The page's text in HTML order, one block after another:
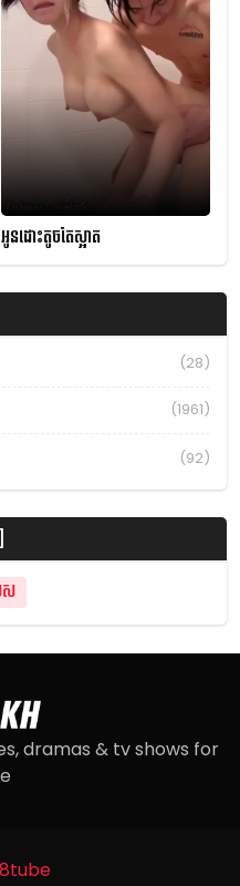
អូនដោះតូចតែស្អាត
(28)
(1961)
(92)
ស
dramas & tv shows for
8tube